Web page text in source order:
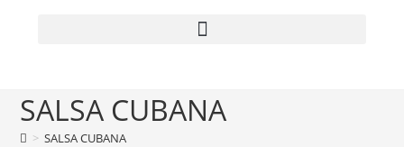
SALSA CUBANA
> SALSA CUBANA